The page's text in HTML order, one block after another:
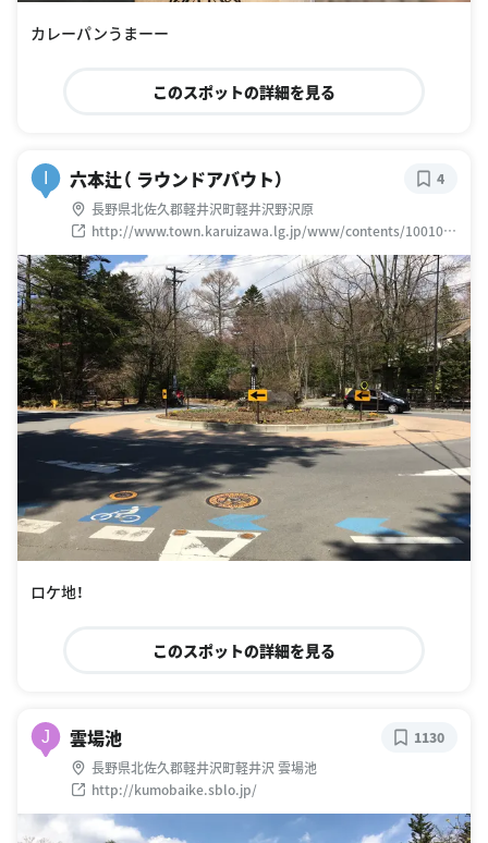
カレーパンうまーー
このスポットの詳細を見る
I 六本辻（ ラウンドアバウト）
長野県北佐久郡軽井沢町軽井沢野沢原
http://www.town.karuizawa.lg.jp/www/contents/100100
0000607/index.html
4
ロケ地！
このスポットの詳細を見る
J 雲場池
長野県北佐久郡軽井沢町軽井沢 雲場池
http://kumobaike.sblo.jp/
1130